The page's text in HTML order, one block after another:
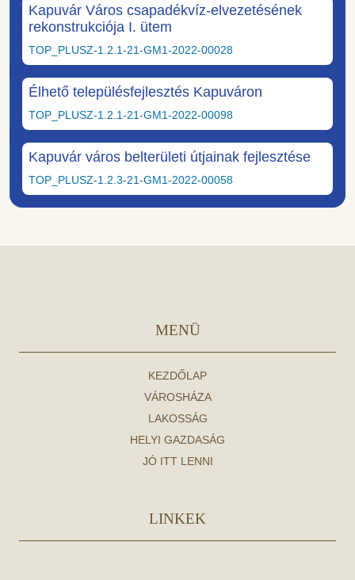
Kapuvár Város csapadékvíz-elvezetésének
rekonstrukciója I. ütem
TOP_PLUSZ-1.2.1-21-GM1-2022-00028
Élhető településfejlesztés Kapuváron
TOP_PLUSZ-1.2.1-21-GM1-2022-00098
Kapuvár város belterületi útjainak fejlesztése
TOP_PLUSZ-1.2.3-21-GM1-2022-00058
MENÜ
KEZDŐLAP
VÁROSHÁZA
LAKOSSÁG
HELYI GAZDASÁG
JÓ ITT LENNI
LINKEK